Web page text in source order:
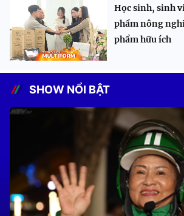
Học sinh, sinh
phẩm nông
phẩm hữu ích
SHOW NỔI BẬT